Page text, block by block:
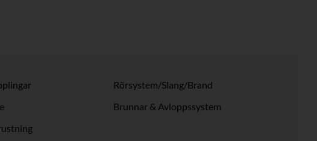
Rörsystem/Slang/Brand
Brunnar & Avloppssystem